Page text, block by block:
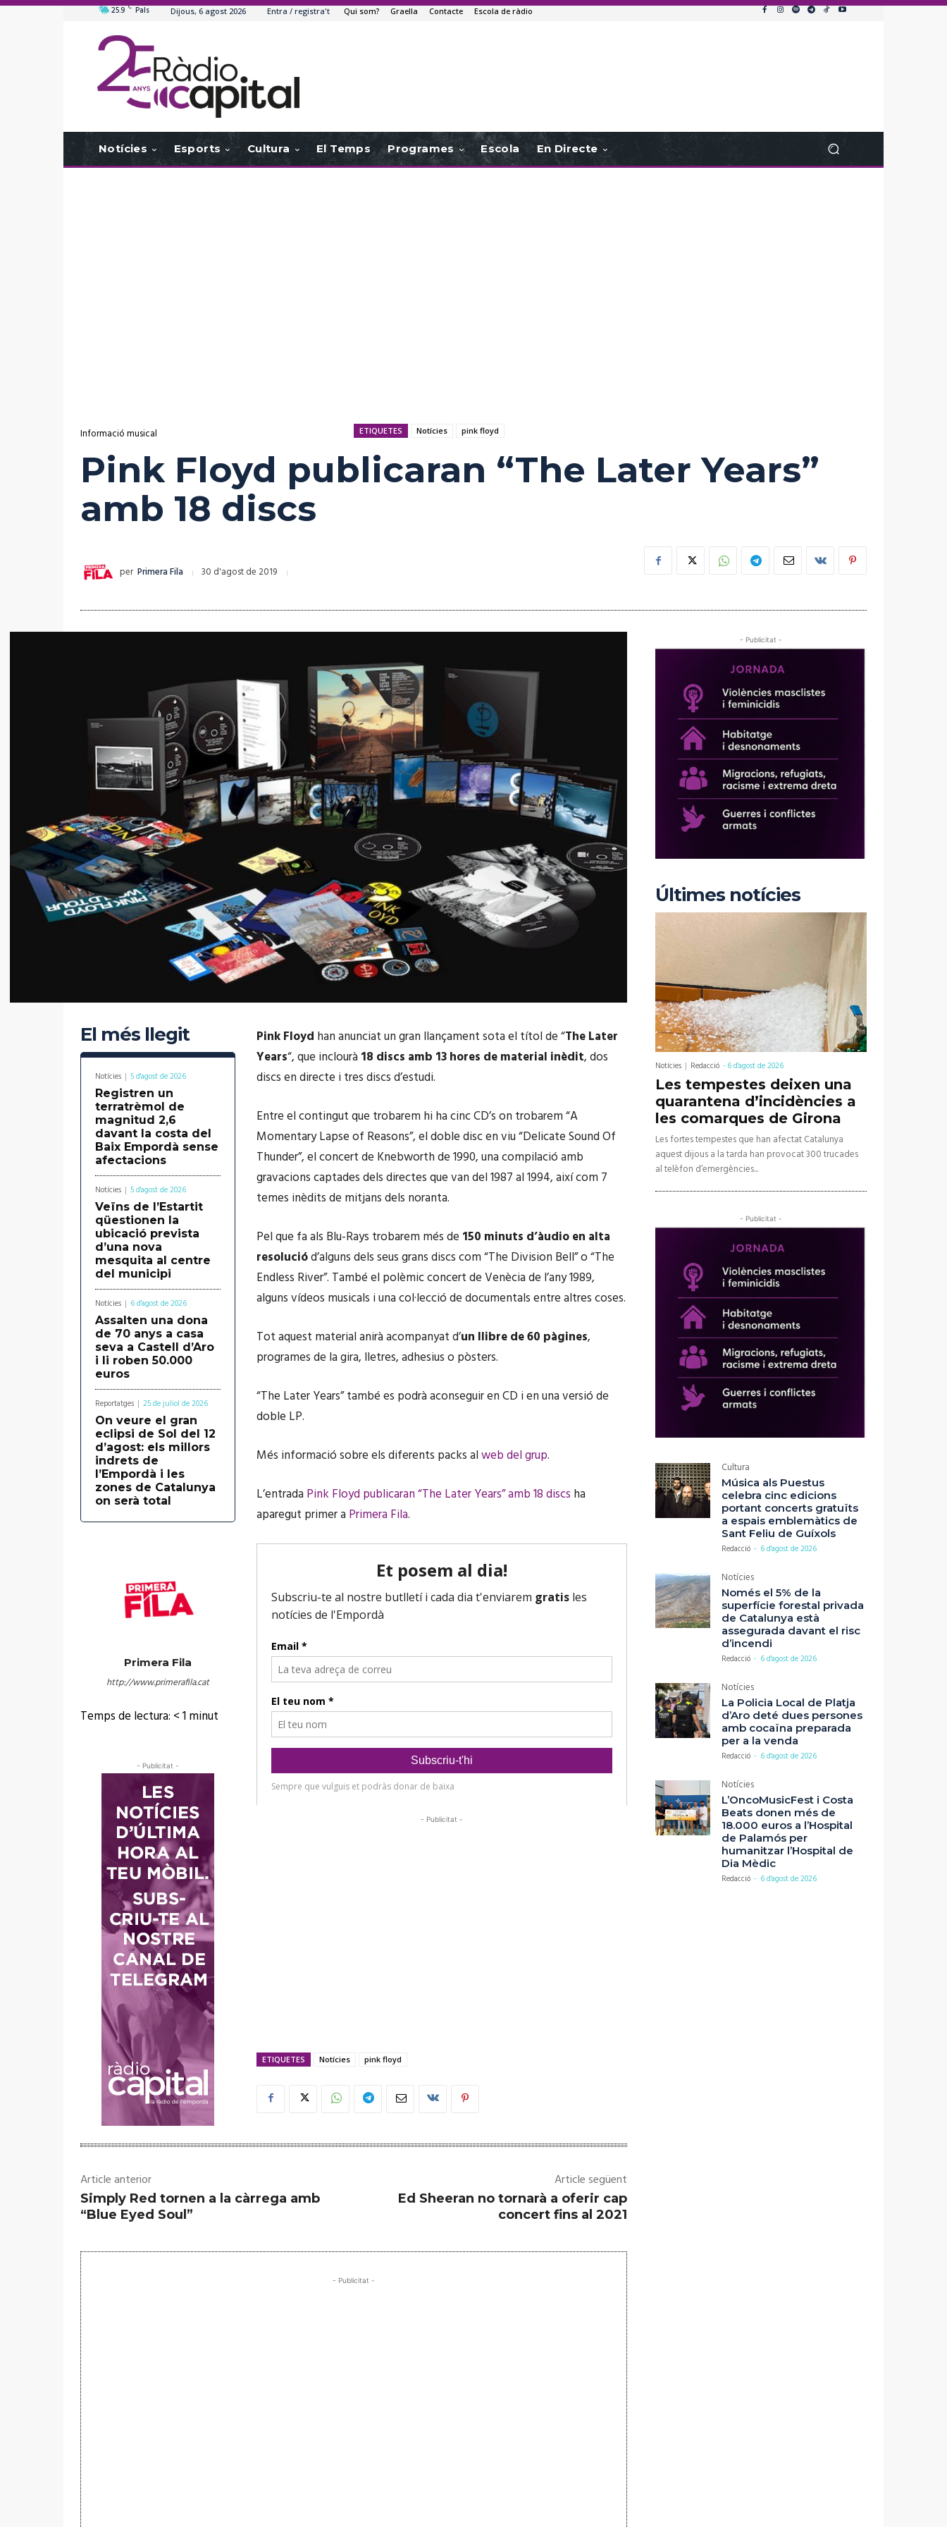
25.9 C Pals Dijous, 6 agost 2026 Entra / registra't Qui som? Graella Contacte Escola de ràdio
Notícies Esports Cultura El Temps Programes Escola En Directe
Informació musical ETIQUETES Notícies pink floyd
Pink Floyd publicaran “The Later Years”
amb 18 discs
per Primera Fila 30 d'agost de 2019
El més llegit
Notícies 5 d'agost de 2026
Registren un
terratrèmol de
magnitud 2,6
davant la costa del
Baix Empordà sense
afectacions
Notícies 5 d'agost de 2026
Veïns de l’Estartit
qüestionen la
ubicació prevista
d’una nova
mesquita al centre
del municipi
Notícies 6 d'agost de 2026
Assalten una dona
de 70 anys a casa
seva a Castell d’Aro
i li roben 50.000
euros
Reportatges 25 de juliol de 2026
On veure el gran
eclipsi de Sol del 12
d’agost: els millors
indrets de
l’Empordà i les
zones de Catalunya
on serà total
Primera Fila
http://www.primerafila.cat
Temps de lectura: < 1minut
- Publicitat -
Pink Floyd han anunciat un gran llançament sota el títol de “The Later
Years“, que inclourà 18 discs amb 13 hores de material inèdit, dos
discs en directe i tres discs d’estudi.
Entre el contingut que trobarem hi ha cinc CD’s on trobarem “A
Momentary Lapse of Reasons”, el doble disc en viu “Delicate Sound Of
Thunder”, el concert de Knebworth de 1990, una compilació amb
gravacions captades dels directes que van del 1987 al 1994, així com 7
temes inèdits de mitjans dels noranta.
Pel que fa als Blu-Rays trobarem més de 150 minuts d’àudio en alta
resoluciód’alguns dels seus grans discs com “The Division Bell” o “The
Endless River”. També el polèmic concert de Venècia de l’any 1989,
alguns vídeos musicals i una col·lecció de documentals entre altres coses.
Tot aquest material anirà acompanyat d’un llibre de 60 pàgines,
programes de la gira, lletres, adhesius o pòsters.
“The Later Years” també es podrà aconseguir en CD i en una versió de
doble LP.
Més informació sobre els diferents packs alweb del grup.
L’entrada Pink Floyd publicaran “The Later Years” amb 18 discs ha
aparegut primer a Primera Fila.
- Publicitat -
ETIQUETES Notícies pink floyd
Article anterior
Simply Red tornen a la càrrega amb
“Blue Eyed Soul”
Article següent
Ed Sheeran no tornarà a oferir cap
concert fins al 2021
- Publicitat -
- Publicitat -
Últimes notícies
Notícies Redacció -6 d'agost de 2026
Les tempestes deixen una
quarantena d’incidències a
les comarques de Girona
Les fortes tempestes que han afectat Catalunya
aquest dijous a la tarda han provocat 300 trucades
al telèfon d’emergències...
- Publicitat -
Cultura
Música als Puestus
celebra cinc edicions
portant concerts gratuïts
a espais emblemàtics de
Sant Feliu de Guíxols
Redacció - 6 d'agost de 2026
Notícies
Només el 5% de la
superfície forestal privada
de Catalunya està
assegurada davant el risc
d’incendi
Redacció - 6 d'agost de 2026
Notícies
La Policia Local de Platja
d’Aro deté dues persones
amb cocaïna preparada
per a la venda
Redacció - 6 d'agost de 2026
Notícies
L’OncoMusicFest i Costa
Beats donen més de
18.000 euros a l’Hospital
de Palamós per
humanitzar l’Hospital de
Dia Mèdic
Redacció - 6 d'agost de 2026